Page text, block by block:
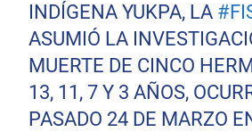
INDÍGENA YUKPA, LA
ASUMIÓ LA
MUERTE DE CINCO
13, 11, 7 Y 3 AÑOS,
PASADO 24 DE MARZO